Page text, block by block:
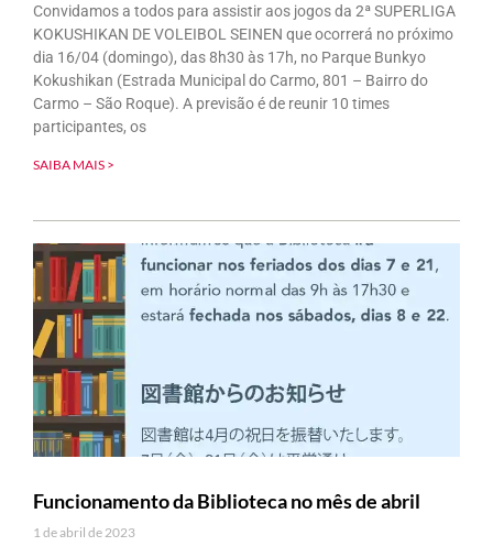
Convidamos a todos para assistir aos jogos da 2ª SUPERLIGA
KOKUSHIKAN DE VOLEIBOL SEINEN que ocorrerá no próximo
dia 16/04 (domingo), das 8h30 às 17h, no Parque Bunkyo
Kokushikan (Estrada Municipal do Carmo, 801 – Bairro do
Carmo – São Roque). A previsão é de reunir 10 times
participantes, os
SAIBA MAIS >
Funcionamento da Biblioteca no mês de abril
1 de abril de 2023